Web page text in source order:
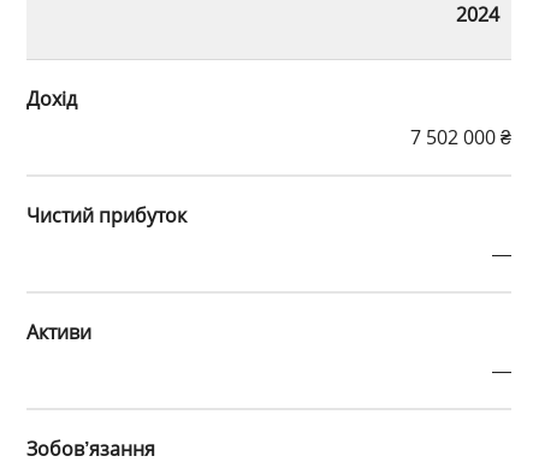
2024
Дохід
7 502 000 ₴
Чистий прибуток
—
Активи
—
Зобов’язання